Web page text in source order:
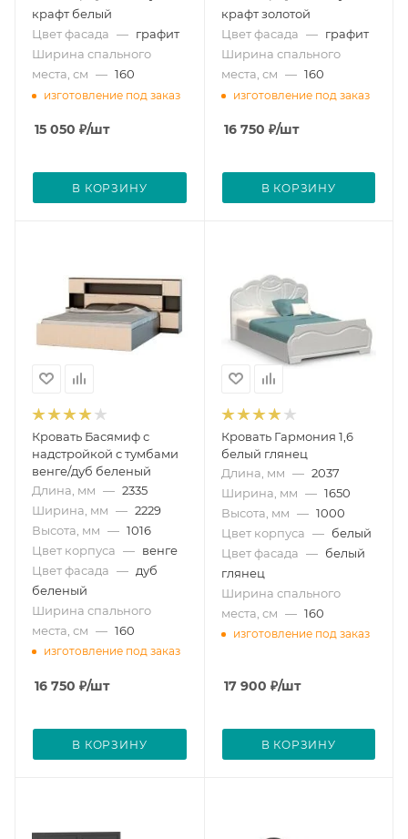
крафт белый
Цвет фасада — графит
Ширина спального
места, см — 160
изготовление под заказ
15 050 ₽/шт
В КОРЗИНУ
крафт золотой
Цвет фасада — графит
Ширина спального
места, см — 160
изготовление под заказ
16 750 ₽/шт
В КОРЗИНУ
Кровать Басямиф с
надстройкой с тумбами
венге/дуб беленый
Длина, мм — 2335
Ширина, мм — 2229
Высота, мм — 1016
Цвет корпуса — венге
Цвет фасада — дуб
беленый
Ширина спального
места, см — 160
изготовление под заказ
16 750 ₽/шт
В КОРЗИНУ
Кровать Гармония 1,6
белый глянец
Длина, мм — 2037
Ширина, мм — 1650
Высота, мм — 1000
Цвет корпуса — белый
Цвет фасада — белый
глянец
Ширина спального
места, см — 160
изготовление под заказ
17 900 ₽/шт
В КОРЗИНУ